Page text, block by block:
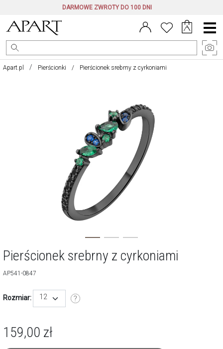
DARMOWE ZWROTY DO 100 DNI
Menu
główne
Apart.pl Pierścionki Pierścionek srebrny z cyrkoniami
Pierścionek srebrny z cyrkoniami
AP541-0847
Rozmiar: 12
159,00 zł